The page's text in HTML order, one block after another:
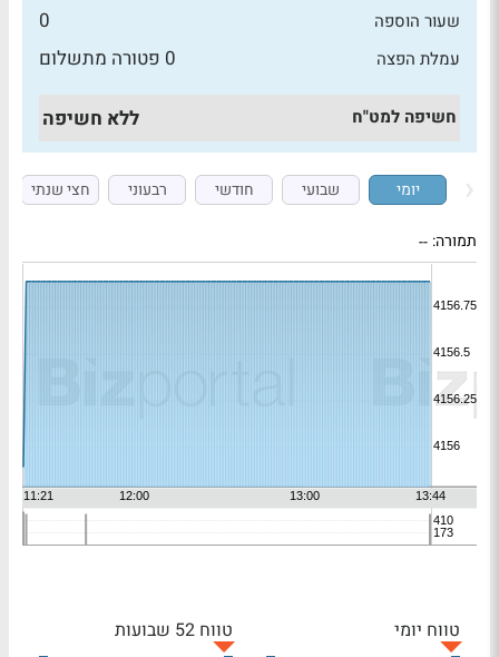
שעור הוספה
0
עמלת הפצה 0 פטורה מתשלום
חשיפה למט"ח ללא חשיפה
יומי שבועי חודשי רבעוני חצי שנתי
תמורה: --
טווח יומי
טווח 52 שבועות